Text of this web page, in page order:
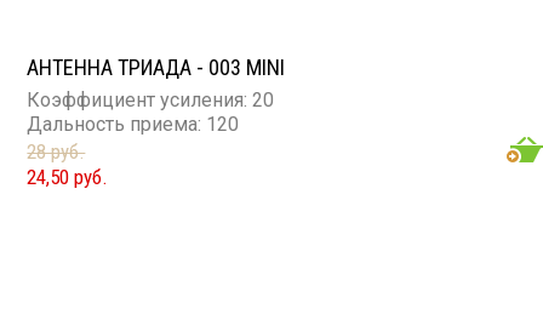
АНТЕННА ТРИАДА - 003 MINI
Коэффициент усиления: 20
Дальность приема: 120
28 руб.
24,50 руб.